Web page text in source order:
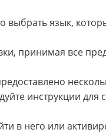
выбрать язык,
принимая все
инструкции для
в него или